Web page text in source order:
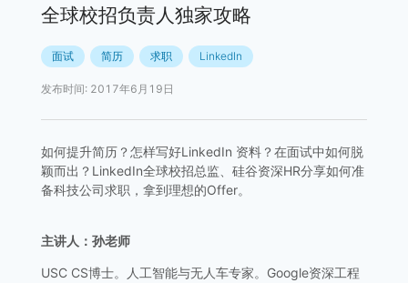
全球校招负责人独家攻略
面试 简历 求职 LinkedIn
发布时间: 2017年6月19日
如何提升简历？怎样写好LinkedIn 资料？在面试中如何脱
颖而出？LinkedIn全球校招总监、硅谷资深HR分享如何准
备科技公司求职，拿到理想的Offer。
主讲人：孙老师
USC CS博士。人工智能与无人车专家。Google资深工程